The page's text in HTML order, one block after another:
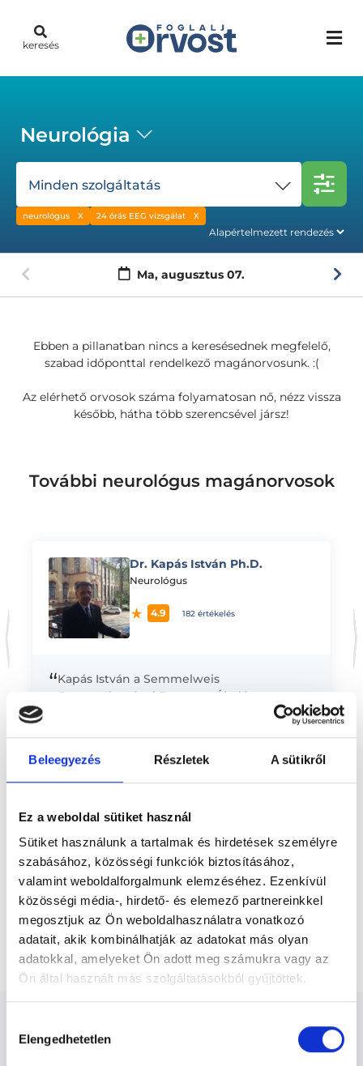
Beleegyezés Részletek A sütikről
Ez a weboldal sütiket használ
Sütiket használunk a tartalmak és hirdetések személyre
szabásához, közösségi funkciók biztosításához,
valamint weboldalforgalmunk elemzéséhez. Ezenkívül
közösségi média-, hirdető- és elemező partnereinkkel
megosztjuk az Ön weboldalhasználatra vonatkozó
adatait, akik kombinálhatják az adatokat más olyan
adatokkal, amelyeket Ön adott meg számukra vagy az
Ön által használt más szolgáltatásokból gyűjtöttek.
szabályzat:https://foglaljorvost.hu/info/foglaljorvost-
kiválasztása
Elengedhetetlen
keresés
Neurológia
Minden szolgáltatás
neurológus 24 órás EEG vizsgálat
Ma, augusztus 07.
Ebben a pillanatban nincs a keresésednek megfelelő,
szabad időponttal rendelkező magánorvosunk. :(
Az elérhető orvosok száma folyamatosan nő, nézz vissza
később, hátha több szerencsével jársz!
További neurológus magánorvosok
Dr. Kapás István Ph.D.
Neurológus
4.9 182 értékelés
“Kapás István a Semmelweis
Orvostudományi Egyetem Általános
Orvostudományi Karán és az Eötvös Loránd
Tudomány Egyetem Bölcsészettudományi
szerzett diplomákat. Az orvosegyetem...
Előző
* Szakorvos jelölt (rezidens): általános orvosi oklevéllel rendelkező
megszerzésére irányuló képzésben vesz részt. Ezen orvosok által
önállóan nem végezhető szakmai tevékenységért teljes
felelősséggel tartozik és azt közvetlenül felügyeli az egészségügyi
szakorvosjelölt önállóan láthat el feladatokat. A foglaljorvost.hu
felelősségét kizárja esetleges névazonosságért bármely szakorvos
és szakorvosjelölt esetén.
Főoldal Neurológus 24 órás EEG vizsgálat